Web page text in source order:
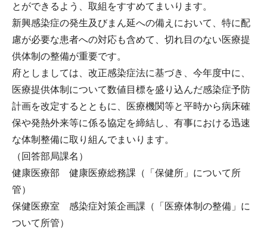
とができるよう、取組をすすめてまいります。
新興感染症の発生及びまん延への備えにおいて、特に配
慮が必要な患者への対応も含めて、切れ目のない医療提
供体制の整備が重要です。
府としましては、改正感染症法に基づき、今年度中に、
医療提供体制について数値目標を盛り込んだ感染症予防
計画を改定するとともに、医療機関等と平時から病床確
保や発熱外来等に係る協定を締結し、有事における迅速
な体制整備に取り組んでまいります。
（回答部局課名）
健康医療部 健康医療総務課（「保健所」について所
管）
保健医療室 感染症対策企画課（「医療体制の整備」に
ついて所管）